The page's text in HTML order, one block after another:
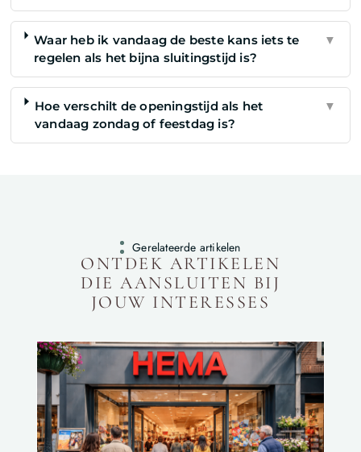
Waar heb ik vandaag de beste kans iets te
regelen als het bijna sluitingstijd is?
▼
Hoe verschilt de openingstijd als het
vandaag zondag of feestdag is?
▼
Gerelateerde artikelen
ONTDEK ARTIKELEN
DIE AANSLUITEN BIJ
JOUW INTERESSES